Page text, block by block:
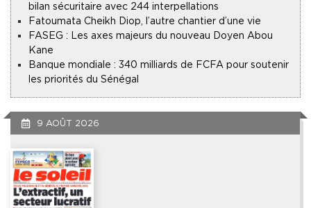
bilan sécuritaire avec 244 interpellations
Fatoumata Cheikh Diop, l’autre chantier d’une vie
FASEG : Les axes majeurs du nouveau Doyen Abou
Kane
Banque mondiale : 340 milliards de FCFA pour soutenir
les priorités du Sénégal
9 AOÛT 2026